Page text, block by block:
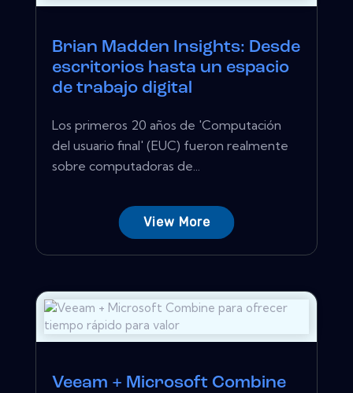
Brian Madden Insights: Desde
escritorios hasta un espacio
de trabajo digital
Los primeros 20 años de 'Computación
del usuario final' (EUC) fueron realmente
sobre computadoras de...
View More
Veeam + Microsoft Combine